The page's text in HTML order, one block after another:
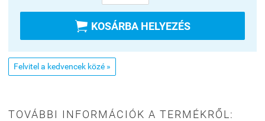
 KOSÁRBA HELYEZÉS
Felvitel a kedvencek közé »
TOVÁBBI INFORMÁCIÓK A TERMÉKRŐL: